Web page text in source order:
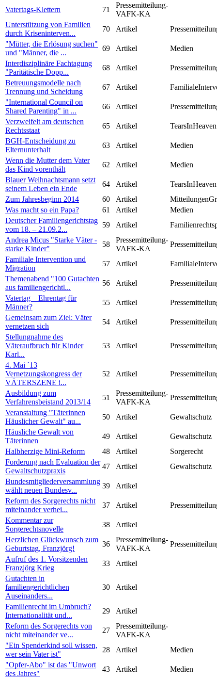
Vatertags-Klettern 71
Pressemitteilung-
VAFK-KA
Unterstützung von Familien
durch Kriseninterven...
70 Artikel
"Mütter, die Erlösung suchen"
und "Männer, die ...
69 Artikel
Medien
Interdisziplinäre Fachtagung
"Paritätische Dopp...
68 Artikel
Betreuungsmodelle nach
Trennung und Scheidung
67 Artikel
"International Council on
Shared Parenting" in ...
66 Artikel
Verzweifelt am deutschen
Rechtsstaat
65 Artikel
TearsInHeaven
BGH-Entscheidung zu
Elternunterhalt
63 Artikel
Medien
Wenn die Mutter dem Vater
das Kind vorenthält
62 Artikel
Medien
Blauer Weihnachtsmann setzt
seinem Leben ein Ende
64 Artikel
TearsInHeaven
Zum Jahresbeginn 2014
60 Artikel
Was macht so ein Papa?
61 Artikel
Medien
Deutscher Familiengerichtstag
vom 18. – 21.09.2...
59 Artikel
Andrea Micus "Starke Väter -
starke Kinder"
58
Pressemitteilung-
VAFK-KA
Familiale Intervention und
Migration
57 Artikel
Themenabend "100 Gutachten
aus familiengerichtl...
56 Artikel
Vatertag – Ehrentag für
Männer?
55 Artikel
Gemeinsam zum Ziel: Väter
vernetzen sich
54 Artikel
Stellungnahme des
Väteraufbruch für Kinder
Karl...
53 Artikel
4. Mai ´13
Vernetzungskongress der
VÄTERSZENE i...
52 Artikel
Ausbildung zum
Verfahrensbeistand 2013/14
51
Pressemitteilung-
VAFK-KA
Veranstaltung "Täterinnen
Häuslicher Gewalt" au...
50 Artikel
Gewaltschutz
Häusliche Gewalt von
Täterinnen
49 Artikel
Gewaltschutz
Halbherzige Mini-Reform
48 Artikel
Sorgerecht
Forderung nach Evaluation der
Gewaltschutzpraxis
47 Artikel
Gewaltschutz
Bundesmitgliederversammlung
wählt neuen Bundesv...
39
Artikel
Reform des Sorgerechts nicht
miteinander verhei...
37 Artikel
Kommentar zur
Sorgerechtsnovelle
38
Artikel
Herzlichen Glückwunsch zum
Geburtstag, Franzjörg!
36
Pressemitteilung-
VAFK-KA
Aufruf des 1. Vorsitzenden
Franzjörg Krieg
33
Artikel
Gutachten in
familiengerichtlichen
Auseinanders...
30 Artikel
Familienrecht im Umbruch?
Internationalität und...
29
Artikel
Reform des Sorgerechts von
nicht miteinander ve...
27
Pressemitteilung-
VAFK-KA
"Ein Spenderkind soll wissen,
wer sein Vater ist"
28 Artikel
Medien
"Opfer-Abo" ist das "Unwort
des Jahres"
43 Artikel
Medien